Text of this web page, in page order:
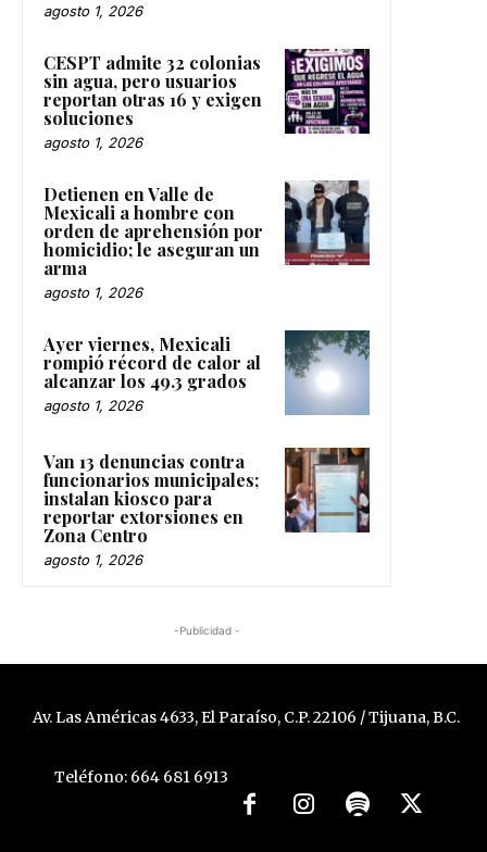
agosto 1, 2026
CESPT admite 32 colonias
sin agua, pero usuarios
reportan otras 16 y exigen
soluciones
agosto 1, 2026
Detienen en Valle de
Mexicali a hombre con
orden de aprehensión por
homicidio; le aseguran un
arma
agosto 1, 2026
Ayer viernes, Mexicali
rompió récord de calor al
alcanzar los 49.3 grados
agosto 1, 2026
Van 13 denuncias contra
funcionarios municipales;
instalan kiosco para
reportar extorsiones en
Zona Centro
agosto 1, 2026
-Publicidad -
Av. Las Américas 4633, El Paraíso, C.P. 22106 / Tijuana, B.C.
Teléfono: 664 681 6913